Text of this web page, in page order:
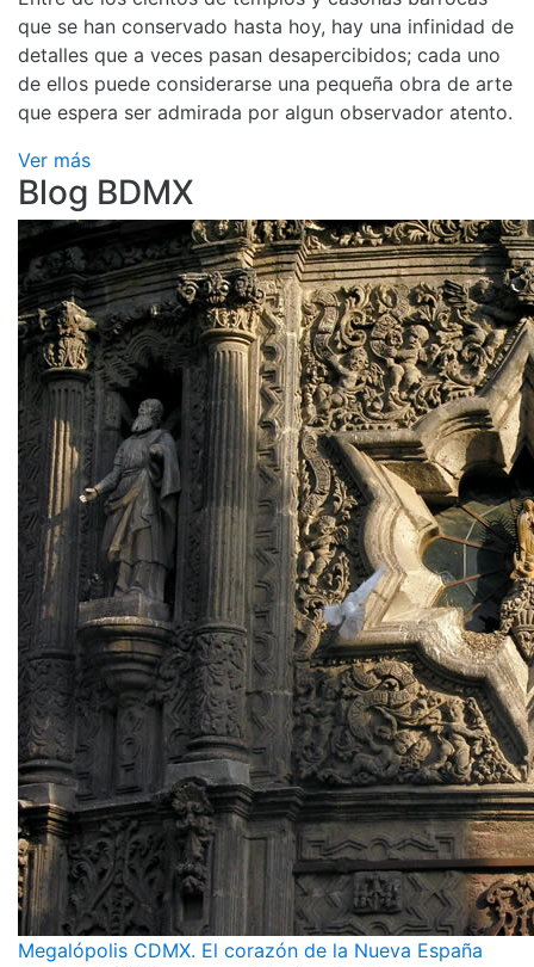
que se han conservado hasta hoy, hay una infinidad de
detalles que a veces pasan desapercibidos; cada uno
de ellos puede considerarse una pequeña obra de arte
que espera ser admirada por algun observador atento.
Ver más
Blog BDMX
Megalópolis CDMX. El corazón de la Nueva España